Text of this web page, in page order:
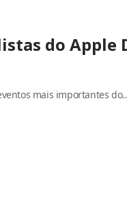
do Apple
mais importantes